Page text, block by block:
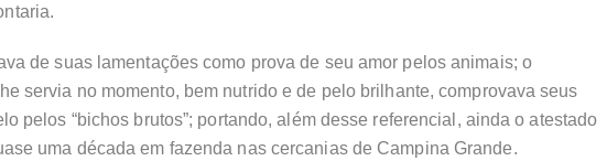
de suas lamentações como prova de seu amor pelos animais; o
servia no momento, bem nutrido e de pelo brilhante, comprovava seus
pelos “bichos brutos”; portando, além desse referencial, ainda o atestado
uma década em fazenda nas cercanias de Campina Grande.